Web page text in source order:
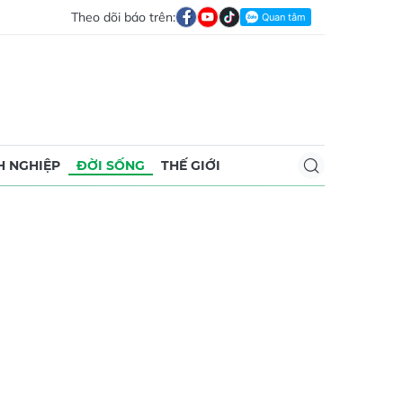
Theo dõi báo trên:
NGHIỆP ĐỜI SỐNG THẾ GIỚI